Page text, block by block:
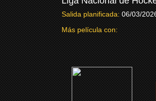
Salida planificada:06/03/
Más película con: